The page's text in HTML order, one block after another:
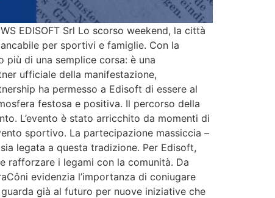
EDISOFT Srl Lo scorso weekend, la città
per sportivi e famiglie. Con la
di una semplice corsa: è una
ufficiale della manifestazione,
ha permesso a Edisoft di essere al
festosa e positiva. Il percorso della
L’evento è stato arricchito da momenti di
sportivo. La partecipazione massiccia –
legata a questa tradizione. Per Edisoft,
rafforzare i legami con la comunità. Da
evidenzia l’importanza di coniugare
già al futuro per nuove iniziative che